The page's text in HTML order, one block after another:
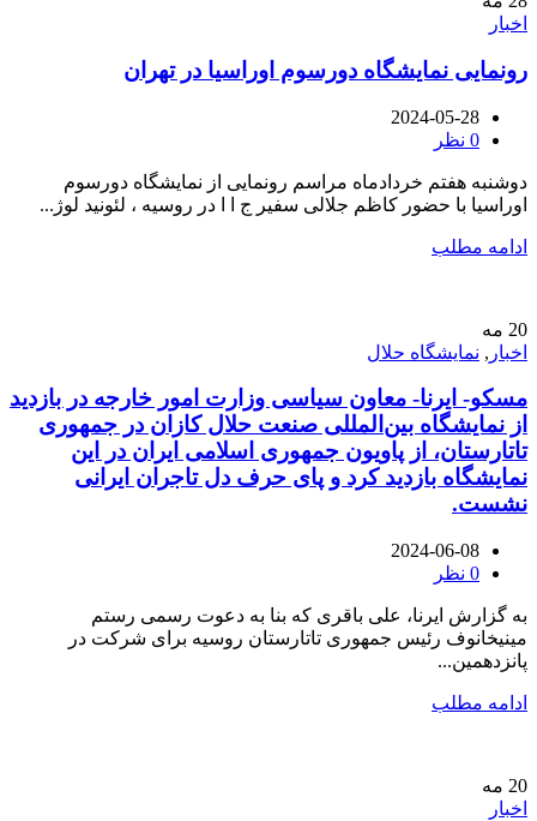
اخبار
رونمایی نمایشگاه دورسوم اوراسیا در تهران
2024-05-28
0 نظر
دوشنبه هفتم خردادماه مراسم رونمایی از نمایشگاه دورسوم
اوراسیا با حضور کاظم جلالی سفیر ج ا ا در روسیه ، لئونید لوژ...
ادامه مطلب
20 مه
اخبار , نمایشگاه حلال
مسکو- ایرنا- معاون سیاسی وزارت امور خارجه در بازدید
از نمایشگاه بین‌المللی صنعت حلال کازان در جمهوری
تاتارستان، از پاویون جمهوری اسلامی ایران در این
نمایشگاه بازدید کرد و پای حرف دل تاجران ایرانی
نشست.
2024-06-08
0 نظر
به گزارش ایرنا،‌ علی باقری که بنا به دعوت رسمی رستم
مینیخانوف رئیس‌ جمهوری تاتارستان روسیه برای شرکت در
پانزدهمین...
ادامه مطلب
20 مه
اخبار